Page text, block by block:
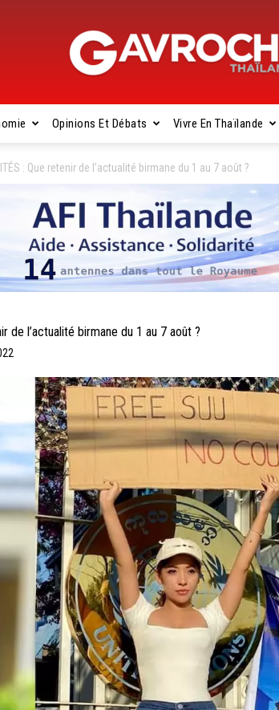
Gavroche
Thaïlande
Opinions Et Débats Vivre En Thaïlande
: Que retenir de l’actualité birmane du 1 au 7 août ?
de l’actualité birmane du 1 au 7 août ?